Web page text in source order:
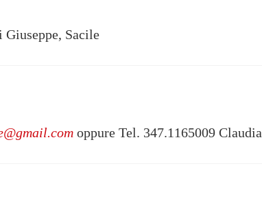
Sacile
oppure Tel. 347.1165009 Claudia